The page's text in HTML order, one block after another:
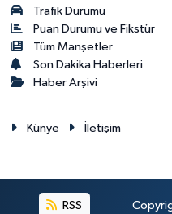
Trafik Durumu
Puan Durumu ve Fikstür
Tüm Manşetler
Son Dakika Haberleri
Haber Arşivi
Künye İletişim
RSS